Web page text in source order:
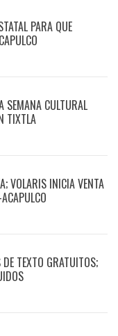
PARA QUE
SEMANA CULTURAL
TIXTLA
VOLARIS INICIA VENTA
TEXTO GRATUITOS;